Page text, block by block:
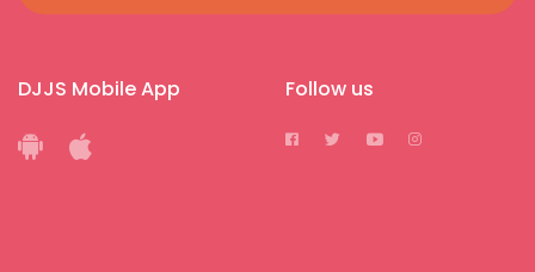
DJJS Mobile App Follow us